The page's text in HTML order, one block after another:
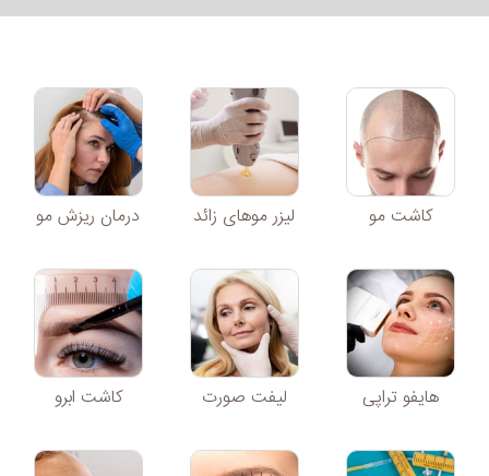
کاشت مو لیزر موهای زائد درمان ریزش مو
هایفو تراپی لیفت صورت کاشت ابرو